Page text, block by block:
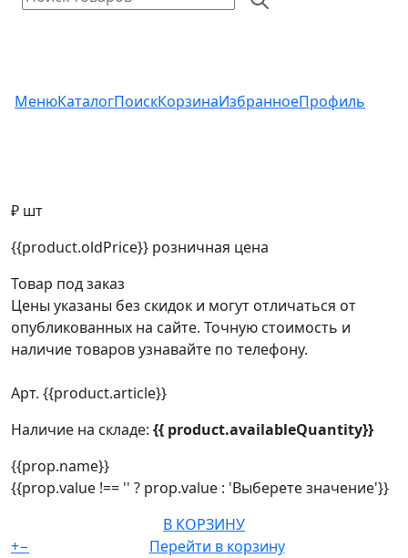
МенюКаталогПоискКорзинаИзбранноеПрофиль
₽ шт
{{product.oldPrice}} розничная цена
Товар под заказ
Цены указаны без скидок и могут отличаться от
опубликованных на сайте. Точную стоимость и
наличие товаров узнавайте по телефону.
Арт. {{product.article}}
Наличие на складе: {{ product.availableQuantity}}
{{prop.name}}
{{prop.value !== '' ? prop.value : 'Выберете значение'}}
В КОРЗИНУ
+−
Перейти в корзину